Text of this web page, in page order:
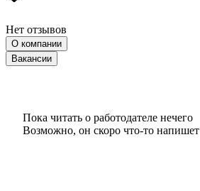
Нет отзывов
О компании
Вакансии
Пока читать о работодателе нечего
Возможно, он скоро что‑то напишет